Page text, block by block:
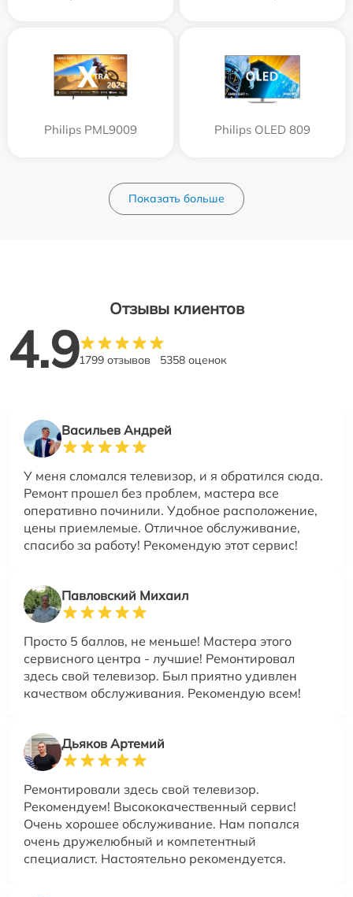
Philips PML9009 Philips OLED 809
Показать больше
Отзывы клиентов
4.91799 отзывов 5358 оценок
Васильев Андрей
У меня сломался телевизор, и я обратился сюда.
Ремонт прошел без проблем, мастера все
оперативно починили. Удобное расположение,
цены приемлемые. Отличное обслуживание,
спасибо за работу! Рекомендую этот сервис!
Павловский Михаил
Просто 5 баллов, не меньше! Мастера этого
сервисного центра - лучшие! Ремонтировал
здесь свой телевизор. Был приятно удивлен
качеством обслуживания. Рекомендую всем!
Дьяков Артемий
Ремонтировали здесь свой телевизор.
Рекомендуем! Высококачественный сервис!
Очень хорошее обслуживание. Нам попался
очень дружелюбный и компетентный
специалист. Настоятельно рекомендуется.